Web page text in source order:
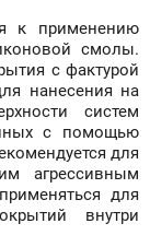
к применению
смолы.
с фактурой
нанесения на
систем
с помощью
для
агрессивным
для
внутри